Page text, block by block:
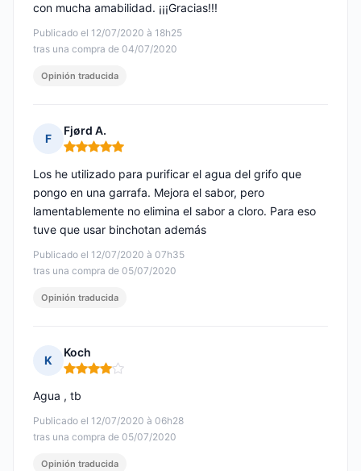
Publicado el 12/07/2020 à 18h25
tras una compra de 04/07/2020
con mucha amabilidad. ¡¡¡Gracias!!!
Opinión traducida
F
Fjørd A.
Nota: 5 de 5
Publicado el 12/07/2020 à 07h35
tras una compra de 05/07/2020
Los he utilizado para purificar el agua del grifo que
pongo en una garrafa. Mejora el sabor, pero
lamentablemente no elimina el sabor a cloro. Para eso
tuve que usar binchotan además
Opinión traducida
K
Koch
Nota: 4 de 5
Publicado el 12/07/2020 à 06h28
tras una compra de 05/07/2020
Agua , tb
Opinión traducida